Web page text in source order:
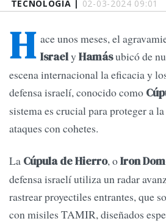
TECNOLOGÍA | 02-03-2024 09:01
H ace unos meses, el
Israely Hamásubicó de
escena internacional la eficacia y
defensa israelí, conocido como
sistema es crucial para proteger a
ataques con cohetes.
La Cúpula de Hierro, oIron
defensa israelí utiliza un radar
rastrear proyectiles entrantes, que
con misiles TAMIR, diseñados